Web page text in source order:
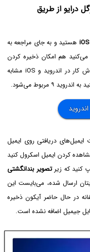
درایو از طریق
iOS هستید و به جای مراجعه به
می‌کنید هم امکان ذخیره کردن
فایل‌های پیوست در گوگل درایو وجود دارد. روش کار در اندروید و iOS مشابه
۹ مربوط می‌شود.
دریافتی روی ایمیل
کردن ایمیل اسکرول کنید
کنید که زیرتصویر بندانگشتی
ارسال شده، می‌بایست این
در حال حاضر آیکون ذخیره
جیمیل اضافه نشده است.